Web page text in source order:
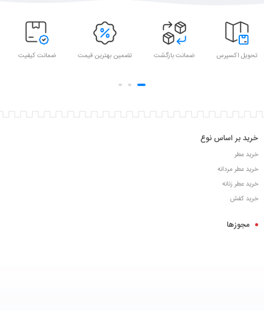
تحویل اکسپرس ضمانت بازگشت تضمین بهترین قیمت ضمانت کیفیت
خرید بر اساس نوع
خرید عطر
خرید عطر مردانه
خرید عطر زنانه
خرید کفش
مجوزها